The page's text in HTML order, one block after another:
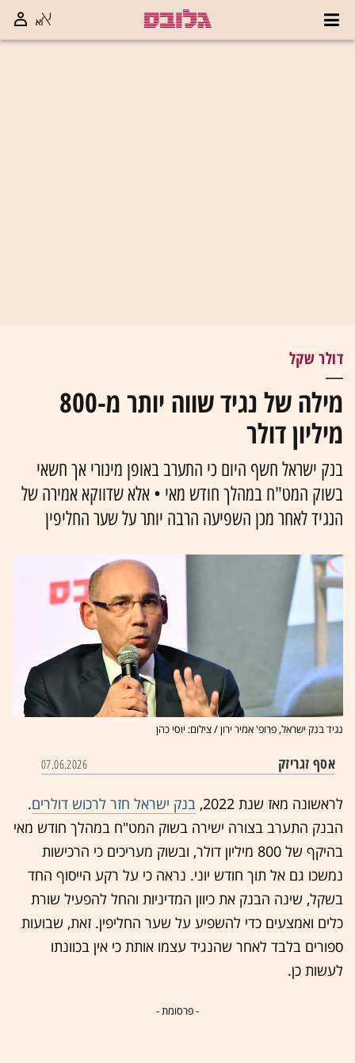
דולר שקל
מילה של נגיד שווה יותר מ-800
מיליון דולר
בנק ישראל חשף היום כי התערב באופן מינורי אך חשאי
בשוק המט"ח במהלך חודש מאי • אלא שדווקא אמירה של
הנגיד לאחר מכן השפיעה הרבה יותר על שער החליפין
נגיד בנק ישראל, פרופ' אמיר ירון / צילום: יוסי כהן
אסף זגריזק 07.06.2026
לראשונה מאז שנת 2022, בנק ישראל חזר לרכוש דולרים.
הבנק התערב בצורה ישירה בשוק המט"ח במהלך חודש מאי
בהיקף של 800 מיליון דולר, ובשוק מעריכים כי הרכישות
נמשכו גם אל תוך חודש יוני. נראה כי על רקע הייסוף החד
בשקל, שינה הבנק את כיוון המדיניות והחל להפעיל שורת
כלים ואמצעים כדי להשפיע על שער החליפין. זאת, שבועות
ספורים בלבד לאחר שהנגיד עצמו אותת כי אין בכוונתו
לעשות כן.
- פרסומת -